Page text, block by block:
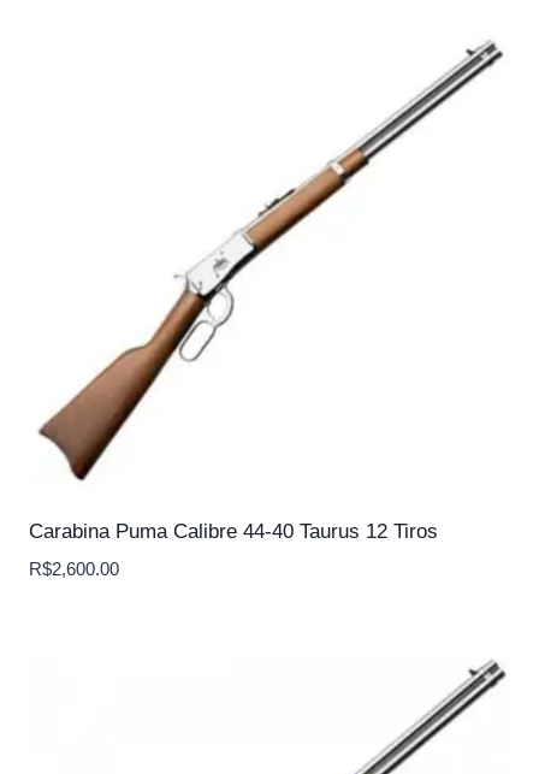
Carabina Puma Calibre 44-40 Taurus 12 Tiros
R$2,600.00